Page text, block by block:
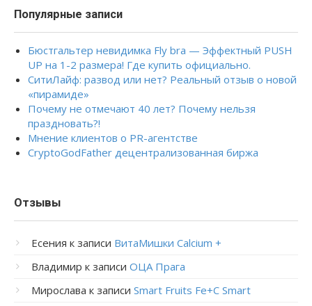
Популярные записи
Бюстгальтер невидимка Fly bra — Эффектный PUSH
UP на 1-2 размера! Где купить официально.
СитиЛайф: развод или нет? Реальный отзыв о новой
«пирамиде»
Почему не отмечают 40 лет? Почему нельзя
праздновать?!
Мнение клиентов о PR-агентстве
CryptoGodFather децентрализованная биржа
Отзывы
Есения к записи ВитаМишки Calcium +
Владимир к записи ОЦА Прага
Мирослава к записи Smart Fruits Fe+C Smart